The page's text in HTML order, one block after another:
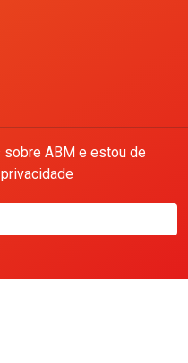
ABM e estou de